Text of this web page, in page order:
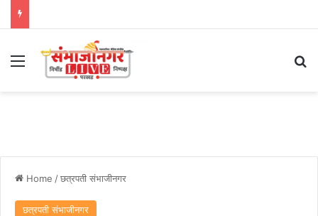
Menu
Home /छत्रपती संभाजीनगर
छत्रपती संभाजीनगर